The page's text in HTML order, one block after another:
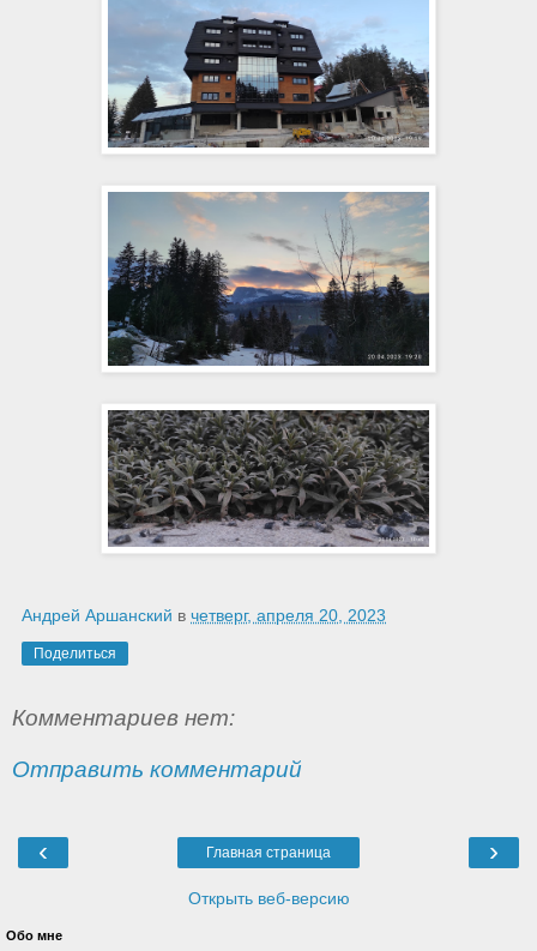
Андрей Аршанский в четверг, апреля 20, 2023
Поделиться
Комментариев нет:
Отправить комментарий
‹ ›
Главная страница
Открыть веб-версию
Обо мне